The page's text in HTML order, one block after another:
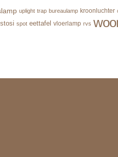
uplight trap bureaulamp kroonluchter
spot eettafel vloerlamp rvs